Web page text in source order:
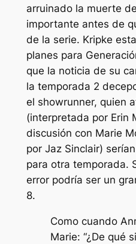
arruinado la muerte
importante antes de
de la serie. Kripke
planes para
que la noticia de su
la temporada 2
el showrunner, quien
(interpretada por Erin
discusión con Marie
por Jaz Sinclair)
para otra temporada.
error podría ser un
8.
Como cuando
Marie: “¿De qué